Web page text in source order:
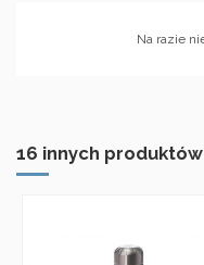
Na razie
16 innych